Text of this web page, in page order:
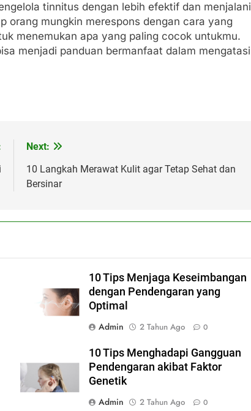
tinnitus dengan lebih efektif dan menjalani
orang mungkin merespons dengan cara yang
menemukan apa yang paling cocok untukmu.
menjadi panduan bermanfaat dalam mengatasi
Next:
10 Langkah Merawat Kulit agar Tetap Sehat dan
Bersinar
10 Tips Menjaga Keseimbangan
dengan Pendengaran yang
Optimal
Admin
2 Tahun Ago 0
10 Tips Menghadapi Gangguan
Pendengaran akibat Faktor
Genetik
Admin
2 Tahun Ago 0